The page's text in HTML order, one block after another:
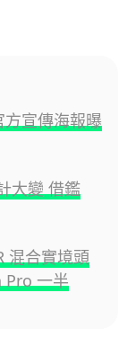
宣傳海報曝
大變 借鑑
混合實境頭
Pro 一半